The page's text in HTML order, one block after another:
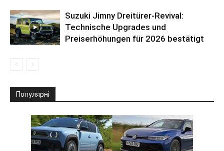
Suzuki Jimny Dreitürer-Revival:
Technische Upgrades und
Preiserhöhungen für 2026 bestätigt
Популярні